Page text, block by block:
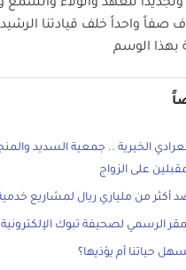
للعهد والولاء والسمع
صفاً واحداً خلف قيادتنا
بهذا الوسم
الخيرية .. جمعية السديد
على الزواج
أكثر من ملياري ريال لمشاريع
الرسمي لصحيفة تبوك
حياتنا أم يؤذيها؟